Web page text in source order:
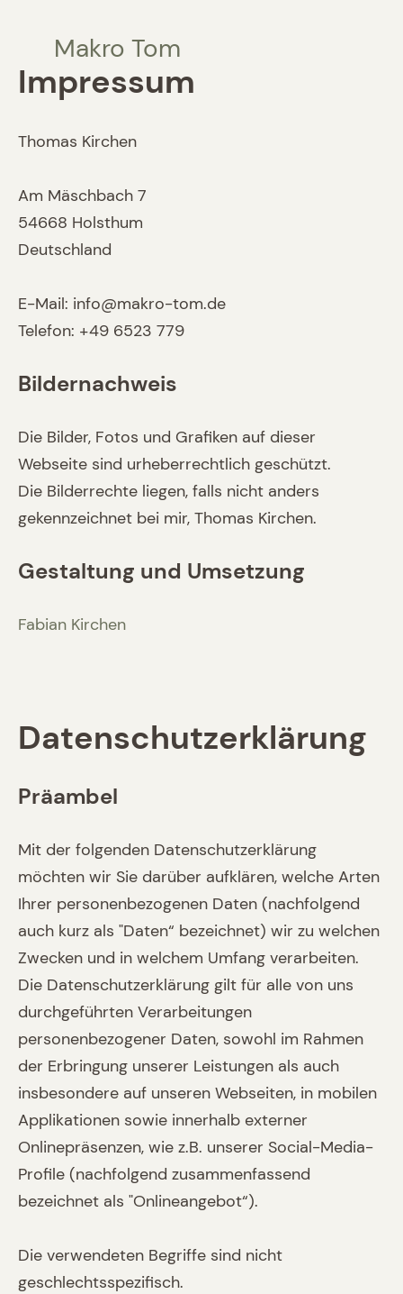
Makro Tom
Impressum
Thomas Kirchen
Am Mäschbach 7
54668 Holsthum
Deutschland
E-Mail: info@makro-tom.de
Telefon: +49 6523 779
Bildernachweis
Die Bilder, Fotos und Grafiken auf dieser
Webseite sind urheberrechtlich geschützt.
Die Bilderrechte liegen, falls nicht anders
gekennzeichnet bei mir, Thomas Kirchen.
Gestaltung und Umsetzung
Fabian Kirchen
Datenschutzerklärung
Präambel
Mit der folgenden Datenschutzerklärung
möchten wir Sie darüber aufklären, welche Arten
Ihrer personenbezogenen Daten (nachfolgend
auch kurz als "Daten“ bezeichnet) wir zu welchen
Zwecken und in welchem Umfang verarbeiten.
Die Datenschutzerklärung gilt für alle von uns
durchgeführten Verarbeitungen
personenbezogener Daten, sowohl im Rahmen
der Erbringung unserer Leistungen als auch
insbesondere auf unseren Webseiten, in mobilen
Applikationen sowie innerhalb externer
Onlinepräsenzen, wie z.B. unserer Social-Media-
Profile (nachfolgend zusammenfassend
bezeichnet als "Onlineangebot“).
Die verwendeten Begriffe sind nicht
geschlechtsspezifisch.